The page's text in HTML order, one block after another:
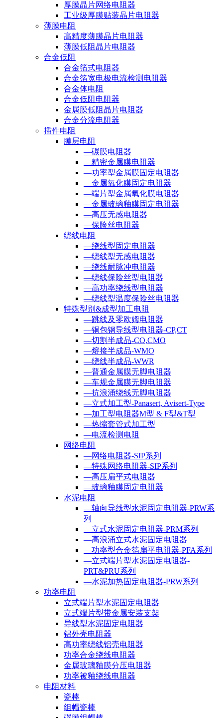
厚膜晶片网络电阻器
工业级厚膜贴装晶片电阻器
薄膜电阻
高精度薄膜晶片电阻器
薄膜低阻晶片电阻器
合金低阻
合金箔式电阻器
合金箔宽电极电流检测电阻器
合金体电阻
合金低阻电阻器
金属膜低阻晶片电阻器
合金分流电阻器
插件电阻
膜层电阻
—碳膜电阻器
—精密金属膜电阻器
—功率型金属膜固定电阻器
—金属氧化膜固定电阻器
—端片型金属氧化膜电阻器
—金属玻璃釉膜固定电阻器
—高压无感电阻器
—保险丝电阻器
绕线电阻
—绕线型固定电阻器
—绕线型无感电阻器
—绕线耐脉冲电阻器
—绕线保险丝型电阻器
—高功率绕线型电阻器
—绕线型温度保险丝电阻器
特殊型别&成型加工电阻
—跳线及零欧姆电阻器
—铜包钢导线型电阻器-CP,CT
—切割半成品-CO,CMO
—熔接半成品-WMO
—绕线半成品-WWR
—普通金属膜无脚电阻器
—车规金属膜无脚电阻器
—抗浪涌绕线无脚电阻器
—立式加工型-Panasert, Avisert-Type
—加工型电阻器M型 & F型&T型
—热缩套管式加工型
—电流检测电阻
网络电阻
—网络电阻器-SIP系列
—特殊网络电阻器-SIP系列
—高压扁平式电阻器
—玻璃釉膜固定电阻器
水泥电阻
—轴向导线型水泥固定电阻器-PRW系
列
—立式水泥固定电阻器-PRM系列
—高浪涌立式水泥固定电阻器
—功率型合金箔扁平电阻器-PFA系列
—立式端片型水泥固定电阻器-
PRT&PRU系列
—水泥加热固定电阻器-PRW系列
功率电阻
立式端片型水泥固定电阻器
立式端片型带金属安装支架
导线型水泥固定电阻器
铝外壳电阻器
高功率绕线铝壳电阻器
功率合金绕线电阻器
金属玻璃釉膜分压电阻器
功率被釉绕线电阻器
电阻材料
瓷棒
组帽瓷棒